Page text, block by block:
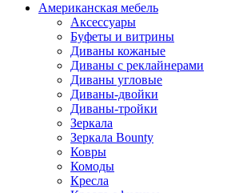
Американская мебель
Аксессуары
Буфеты и витрины
Диваны кожаные
Диваны с реклайнерами
Диваны угловые
Диваны-двойки
Диваны-тройки
Зеркала
Зеркала Bounty
Ковры
Комоды
Кресла